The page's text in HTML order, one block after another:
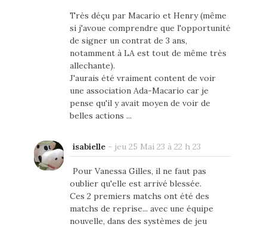
Très déçu par Macario et Henry (même
si j'avoue comprendre que l'opportunité
de signer un contrat de 3 ans,
notamment à LA est tout de même très
allechante).
J'aurais été vraiment content de voir
une association Ada-Macario car je
pense qu'il y avait moyen de voir de
belles actions ...
isabielle- jeu 25 Mai 23 à 22 h 23
Pour Vanessa Gilles, il ne faut pas
oublier qu'elle est arrivé blessée.
Ces 2 premiers matchs ont été des
matchs de reprise... avec une équipe
nouvelle, dans des systèmes de jeu